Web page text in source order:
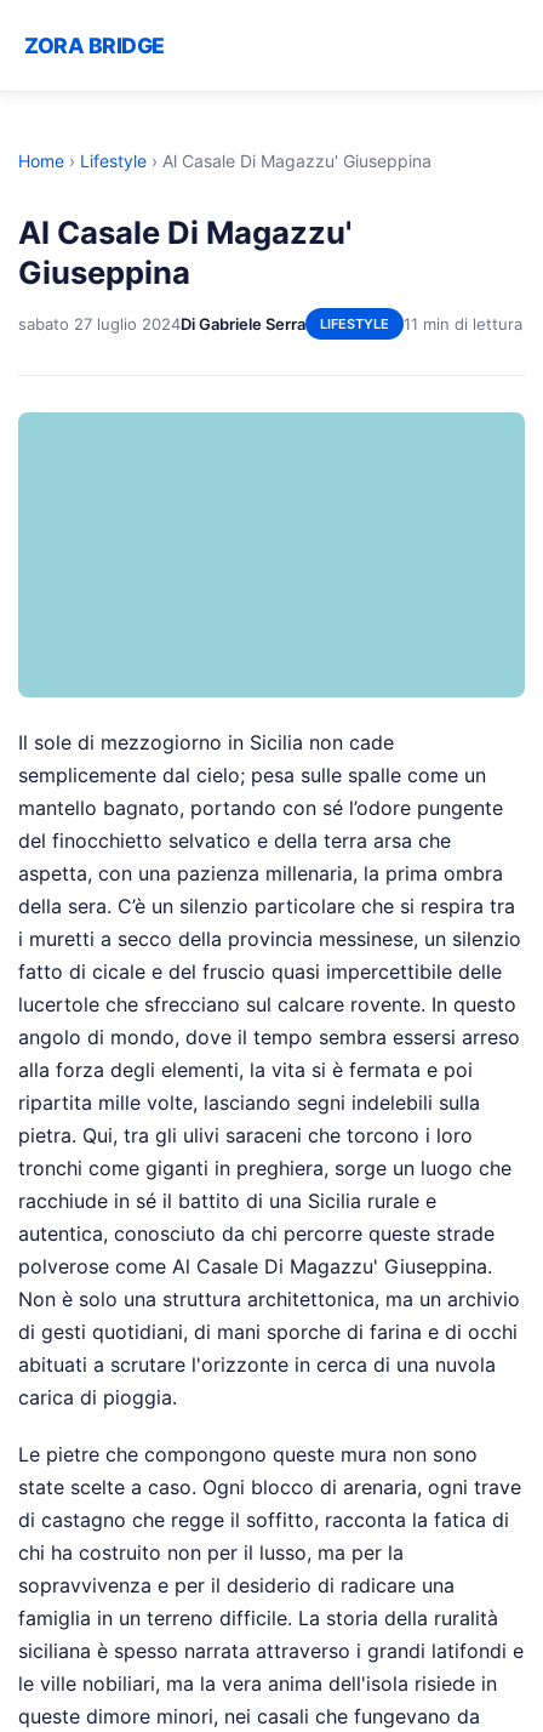
ZORA BRIDGE
Home › Lifestyle › Al Casale Di Magazzu' Giuseppina
Al Casale Di Magazzu'
Giuseppina
sabato 27 luglio 2024Di Gabriele Serra LIFESTYLE 11 min di lettura
Il sole di mezzogiorno in Sicilia non cade
semplicemente dal cielo; pesa sulle spalle come un
mantello bagnato, portando con sé l’odore pungente
del finocchietto selvatico e della terra arsa che
aspetta, con una pazienza millenaria, la prima ombra
della sera. C’è un silenzio particolare che si respira tra
i muretti a secco della provincia messinese, un silenzio
fatto di cicale e del fruscio quasi impercettibile delle
lucertole che sfrecciano sul calcare rovente. In questo
angolo di mondo, dove il tempo sembra essersi arreso
alla forza degli elementi, la vita si è fermata e poi
ripartita mille volte, lasciando segni indelebili sulla
pietra. Qui, tra gli ulivi saraceni che torcono i loro
tronchi come giganti in preghiera, sorge un luogo che
racchiude in sé il battito di una Sicilia rurale e
autentica, conosciuto da chi percorre queste strade
polverose come Al Casale Di Magazzu' Giuseppina.
Non è solo una struttura architettonica, ma un archivio
di gesti quotidiani, di mani sporche di farina e di occhi
abituati a scrutare l'orizzonte in cerca di una nuvola
carica di pioggia.
Le pietre che compongono queste mura non sono
state scelte a caso. Ogni blocco di arenaria, ogni trave
di castagno che regge il soffitto, racconta la fatica di
chi ha costruito non per il lusso, ma per la
sopravvivenza e per il desiderio di radicare una
famiglia in un terreno difficile. La storia della ruralità
siciliana è spesso narrata attraverso i grandi latifondi e
le ville nobiliari, ma la vera anima dell'isola risiede in
queste dimore minori, nei casali che fungevano da